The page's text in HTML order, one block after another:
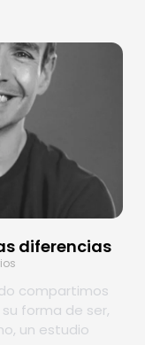
diferencias
compartimos
forma de ser,
un estudio